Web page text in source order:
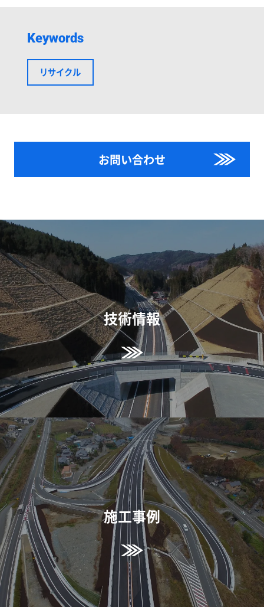
Keywords
リサイクル
お問い合わせ
技術情報
施工事例